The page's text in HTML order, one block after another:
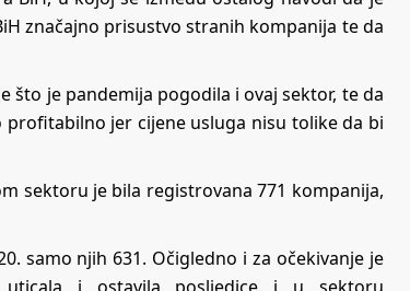
značajno prisustvo stranih kompanija te da
što je pandemija pogodila i ovaj sektor, te da
jer cijene usluga nisu tolike da bi
sektoru je bila registrovana 771 kompanija,
samo njih 631. Očigledno i za očekivanje je